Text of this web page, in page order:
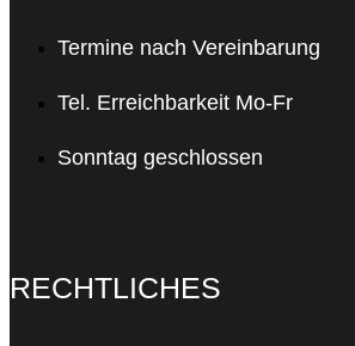
Termine nach Vereinbarung
Tel. Erreichbarkeit Mo-Fr
Sonntag geschlossen
RECHTLICHES